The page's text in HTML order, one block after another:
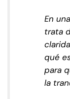
En
trata
qué
para
la